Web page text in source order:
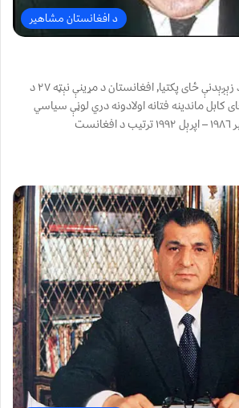
د افغانستان مشاهیر
ډاکټر نجيب الله پېژنليک د زېږېدنې ځای پکتیا, افغانستان د مړينې نېټه ٢٧ د
د مړينې ځای کابل ماندينه فتانه اولادونه دري لوڼې سياسي